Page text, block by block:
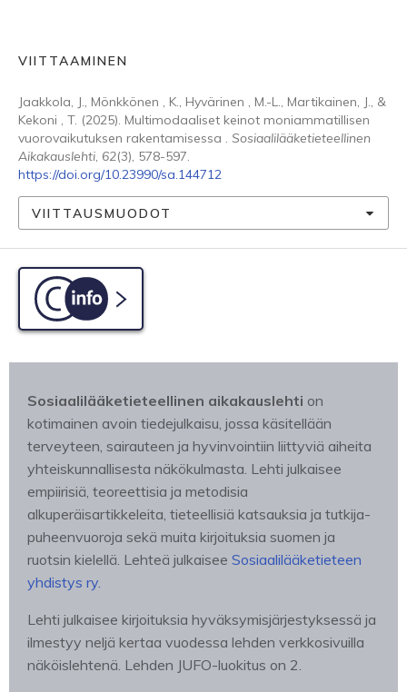
VIITTAAMINEN
Jaakkola, J., Mönkkönen , K., Hyvärinen , M.-L., Martikainen, J., &
Kekoni , T. (2025). Multimodaaliset keinot moniammatillisen
vuorovaikutuksen rakentamisessa . Sosiaalilääketieteellinen
Aikakauslehti, 62(3), 578-597.
https://doi.org/10.23990/sa.144712
VIITTAUSMUODOT
C-info
Sosiaalilääketieteellinen aikakauslehti on
kotimainen avoin tiedejulkaisu, jossa käsitellään
terveyteen, sairauteen ja hyvinvointiin liittyviä aiheita
yhteiskunnallisesta näkökulmasta. Lehti julkaisee
empiirisiä, teoreettisia ja metodisia
alkuperäisartikkeleita, tieteellisiä katsauksia ja tutkija-
puheenvuoroja sekä muita kirjoituksia suomen ja
ruotsin kielellä. Lehteä julkaisee Sosiaalilääketieteen
yhdistys ry.
Lehti julkaisee kirjoituksia hyväksymisjärjestyksessä ja
ilmestyy neljä kertaa vuodessa lehden verkkosivuilla
näköislehtenä. Lehden JUFO-luokitus on 2.